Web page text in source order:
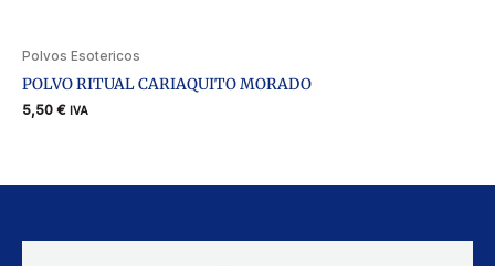
Polvos Esotericos
POLVO RITUAL CARIAQUITO MORADO
5,50 € IVA